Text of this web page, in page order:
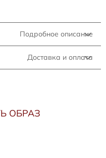
Подробное описание
Доставка и оплата
ОБРАЗ